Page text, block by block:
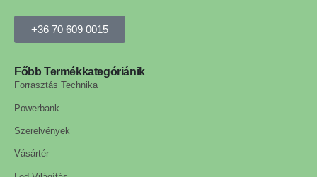
+36 70 609 0015
Főbb Termékkategóriánik
Forrasztás Technika
Powerbank
Szerelvények
Vásártér